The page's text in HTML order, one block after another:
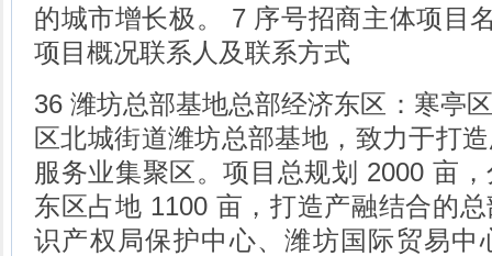
的城市增长极。 7 序号招商主体项目
项目概况联系人及联系方式
36 潍坊总部基地总部经济东区：寒亭
区北城街道潍坊总部基地，致力于打
服务业集聚区。项目总规划 2000 亩
东区占地 1100 亩，打造产融结合的
识产权局保护中心、潍坊国际贸易中